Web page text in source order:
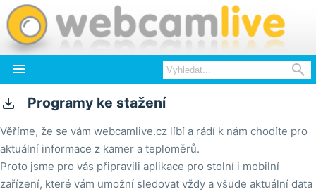



Programy ke stažení
Věříme, že se vám webcamlive.cz líbí a rádí k nám chodíte pro
aktuální informace z kamer a teploměrů.
Proto jsme pro vás připravili aplikace pro stolní i mobilní
zařízení, které vám umožní sledovat vždy a všude aktuální data